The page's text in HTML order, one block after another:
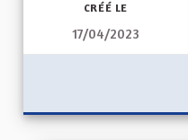
CRÉÉ LE
17/04/2023